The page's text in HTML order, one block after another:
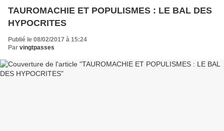
TAUROMACHIE ET POPULISMES : LE BAL DES
HYPOCRITES
Publié le 08/02/2017 à 15:24
Par vingtpasses